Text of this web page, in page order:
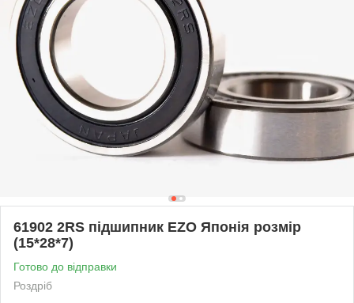
61902 2RS підшипник EZO Японія розмір
(15*28*7)
Готово до відправки
Роздріб